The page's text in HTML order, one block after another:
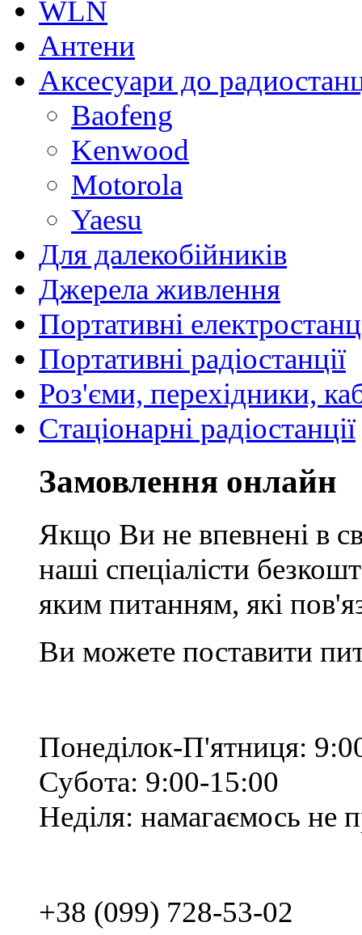
WLN
Антени
Аксесуари до
Baofeng
Kenwood
Motorola
Yaesu
Для далекобійників
Джерела живлення
Портативні
Портативні радіостанції
Роз'єми, перехідники,
Стаціонарні радіостанції
Замовлення онлайн
Якщо Ви не впевнені в
наші спеціалісти
яким питанням, які
Ви можете поставити
Понеділок-П'ятниця:
Субота: 9:00-15:00
Неділя: намагаємось не
+38 (099) 728-53-02